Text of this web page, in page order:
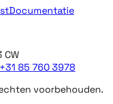
Documentatie
CW
+31 85 760 3978
voorbehouden.